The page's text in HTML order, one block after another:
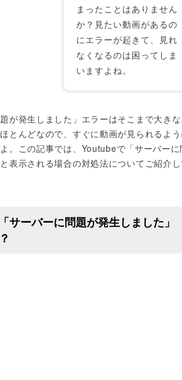
まったことはありません
か？見たい動画があるの
にエラーが起きて、見れ
なくなるのは困ってしま
いますよね。
が発生しました」エラーはそこまで大き
とんどなので、すぐに動画が見られるよ
。この記事では、Youtubeで「サーバーに
表示される場合の対処法についてご紹介
サーバーに問題が発生しました」